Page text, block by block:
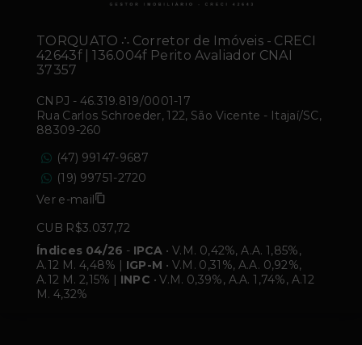
TORQUATO ∴ Corretor de Imóveis - CRECI
42643f | 136.004f Perito Avaliador CNAI
37357
CNPJ - 46.319.819/0001-17
Rua Carlos Schroeder, 122, São Vicente - Itajaí/SC,
88309-260
(47) 99147-9687
(19) 99751-2720
Ver e-mail
CUB R$3.037,72
Índices 04/26 - IPCA • V.M. 0,42%, A.A. 1,85%,
A.12 M. 4,48% | IGP-M • V.M. 0,31%, A.A. 0,92%,
A.12 M. 2,15% | INPC • V.M. 0,39%, A.A. 1,74%, A.12
M. 4,32%